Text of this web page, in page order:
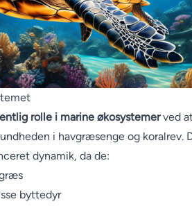
rolle i marine økosystemerved
i havgræsenge og koralrev.
dynamik, da de:
byttedyr